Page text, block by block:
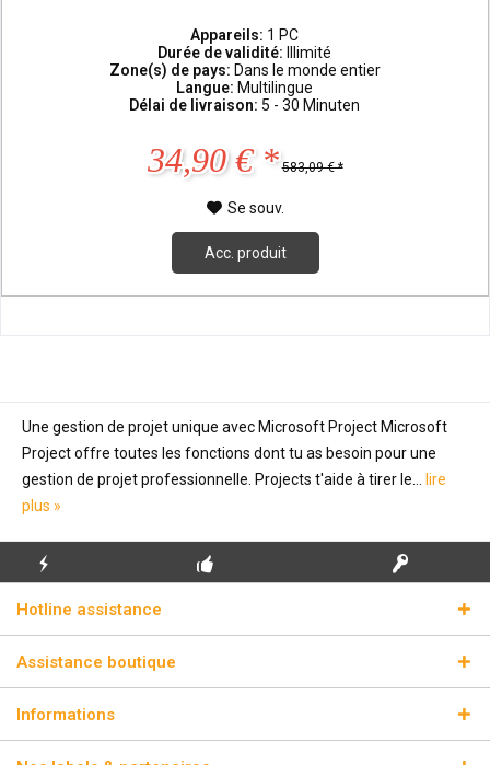
Appareils: 1 PC
Durée de validité:
Illimité
Zone(s) de pays: Dans le monde entier
Langue: Multilingue
Délai de livraison: 5 - 30 Minuten
34,90 € * 583,09 € *
Se souv.
Acc. produit
Une gestion de projet unique avec Microsoft Project Microsoft
Project offre toutes les fonctions dont tu as besoin pour une
gestion de projet professionnelle. Projects t'aide à tirer le...
lire
plus »
ÉCLAIR
Hotline assistance
Assistance boutique
Informations